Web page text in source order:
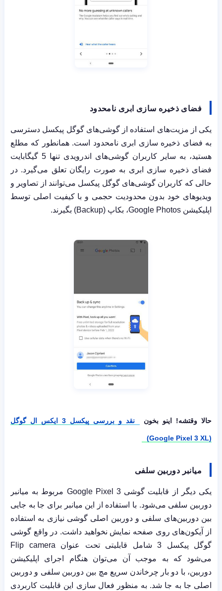
فضای ذخیره سازی ابری نامحدود
یکی از مزیت‌های استفاده از گوشی‌های گوگل پیکسل دسترسی
به فضای ذخیره سازی ابری نامحدود است. همانطور که مطلع
هستید، به سایر کاربران گوشی‌های اندرویدی تنها 5 گیگابایت
فضای ذخیره سازی ابری به صورت رایگان تعلق می‌گیرد. در
حالی که کاربران گوشی‌های گوگل پیکسل می‌توانند از تصاویر و
ویدیوهای خود بدون محدودیت حجمی و با کیفیت اصلی توسط
اپلیکیشن Google Photos، بکاپ (Backup) بگیرند.
حالا وقتشه! اینو بخون نقد و بررسی پیکسل 3 ایکس ال گوگل
(Google Pixel 3 XL)
میانبر دوربین سلفی
یکی دیگر از قابلیت گوشی Google Pixel 3 مربوط به میانبر
دوربین سلفی می‌شود. با استفاده از این میانبر برای جا به جایی
بین دوربین‌های سلفی و دوربین اصلی گوشی نیازی به استفاده
از آیکون‌های روی صفحه نمایش نخواهید داشت. در واقع گوشی
گوگل پیکسل 3 شامل قابلیتی تحت عنوان
Flip camera
می‌شود که به موجب آن می‌توان هنگام اجرای اپلیکیشن
دوربین، با دو بار چرخاندن سریع مچ بین دوربین سلفی و دوربین
اصلی جا به جا شد. به منظور فعال سازی این قابلیت کاربردی